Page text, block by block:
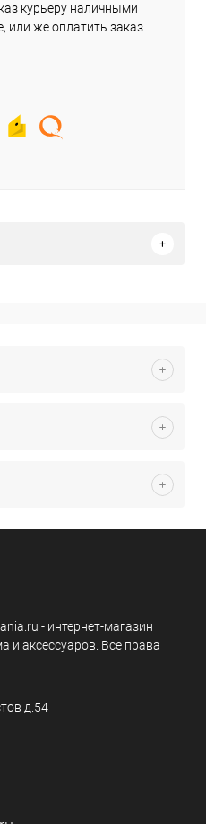
курьеру наличными
или же оплатить заказ
- интернет-магазин
и аксессуаров. Все права
д.54